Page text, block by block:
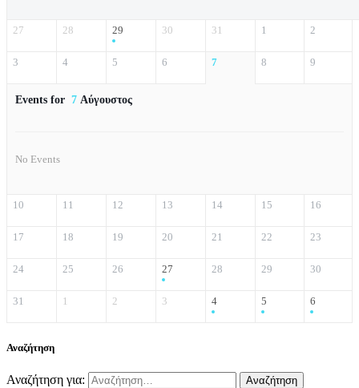
27 28 29 30 31 1 2
3 4 5 6 7 8 9
Events for 7 Αύγουστος
No Events
10 11 12 13 14 15 16
17 18 19 20 21 22 23
24 25 26 27 28 29 30
31 1 2 3 4 5 6
Αναζήτηση
Αναζήτηση για: